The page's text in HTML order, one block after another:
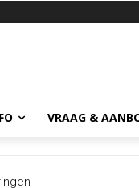
VRAAG &
krijgen